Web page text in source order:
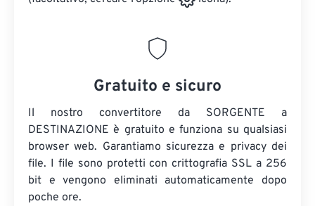
Gratuito e sicuro
Il nostro convertitore da SORGENTE a
DESTINAZIONE è gratuito e funziona su qualsiasi
browser web. Garantiamo sicurezza e privacy dei
file. I file sono protetti con crittografia SSL a 256
bit e vengono eliminati automaticamente dopo
poche ore.